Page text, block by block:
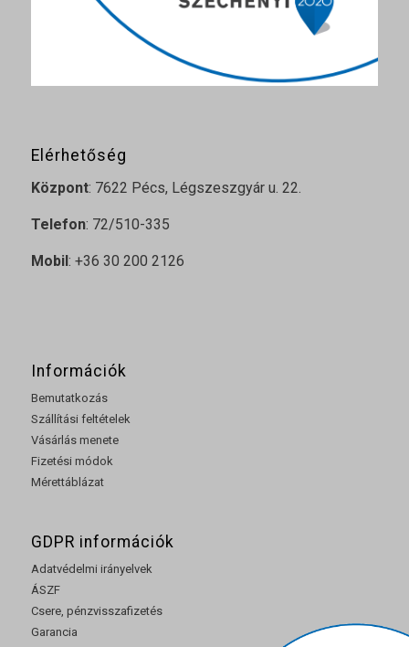
Elérhetőség
Központ: 7622 Pécs, Légszeszgyár u. 22.
Telefon: 72/510-335
Mobil: +36 30 200 2126
Információk
Bemutatkozás
Szállítási feltételek
Vásárlás menete
Fizetési módok
Mérettáblázat
GDPR információk
Adatvédelmi irányelvek
ÁSZF
Csere, pénzvisszafizetés
Garancia